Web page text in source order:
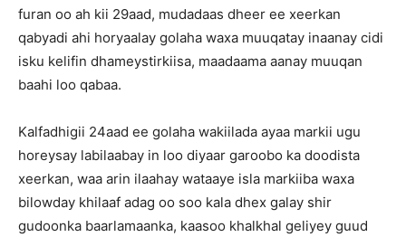
furan oo ah kii 29aad, mudadaas dheer ee xeerkan
qabyadi ahi horyaalay golaha waxa muuqatay inaanay cidi
isku kelifin dhameystirkiisa, maadaama aanay muuqan
baahi loo qabaa.
Kalfadhigii 24aad ee golaha wakiilada ayaa markii ugu
horeysay labilaabay in loo diyaar garoobo ka doodista
xeerkan, waa arin ilaahay wataaye isla markiiba waxa
bilowday khilaaf adag oo soo kala dhex galay shir
gudoonka baarlamaanka, kaasoo khalkhal geliyey guud